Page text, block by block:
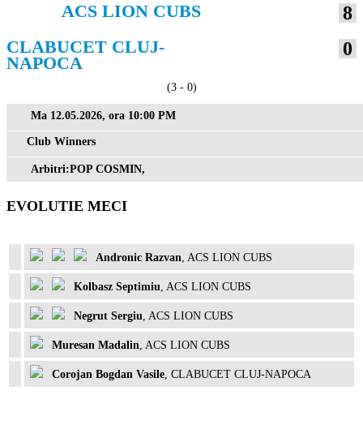
ACS LION CUBS
8
0
CLABUCET CLUJ-
NAPOCA
(3 - 0)
Ma 12.05.2026, ora 10:00 PM
Club Winners
Arbitri:POP COSMIN,
EVOLUTIE MECI
Andronic Razvan , ACS LION CUBS
Kolbasz Septimiu , ACS LION CUBS
Negrut Sergiu , ACS LION CUBS
Muresan Madalin , ACS LION CUBS
Corojan Bogdan Vasile , CLABUCET CLUJ-NAPOCA